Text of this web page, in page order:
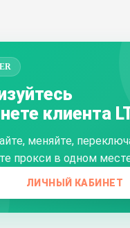
клиента
меняйте,
прокси в одном
ЛИЧНЫЙ КАБИНЕТ